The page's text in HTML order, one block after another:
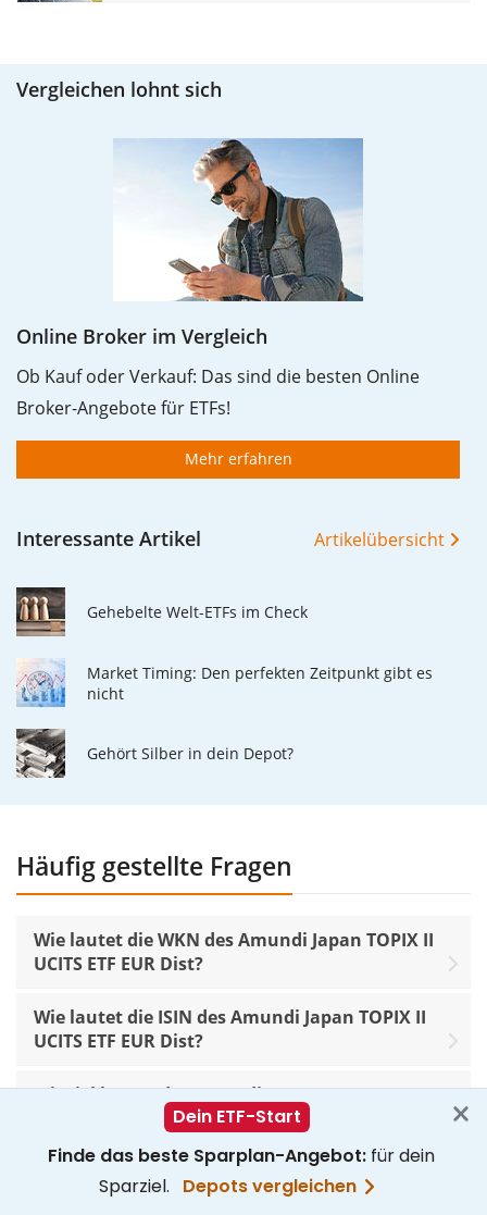
Vergleichen lohnt sich
Online Broker im Vergleich
Ob Kauf oder Verkauf: Das sind die besten Online
Broker-Angebote für ETFs!
Mehr erfahren
Interessante Artikel Artikelübersicht
Gehebelte Welt-ETFs im Check
Market Timing: Den perfekten Zeitpunkt gibt es
nicht
Gehört Silber in dein Depot?
Häufig gestellte Fragen
Wie lautet die WKN des Amundi Japan TOPIX II
UCITS ETF EUR Dist?
Wie lautet die ISIN des Amundi Japan TOPIX II
UCITS ETF EUR Dist?
Wieviel kostet der Amundi Japan TOPIX II UCITS
Werden beim Amundi Japan TOPIX II UCITS ETF
EUR Dist Dividenden ausgeschüttet?